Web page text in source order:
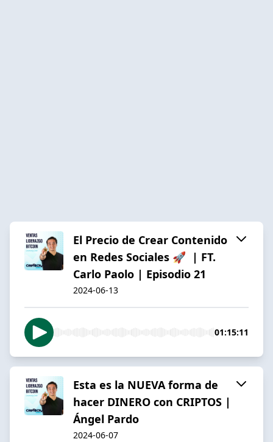
El Precio de Crear Contenido
en Redes Sociales 🚀 | FT.
Carlo Paolo | Episodio 21
2024-06-13
01:15:11
Esta es la NUEVA forma de
hacer DINERO con CRIPTOS |
Ángel Pardo
2024-06-07